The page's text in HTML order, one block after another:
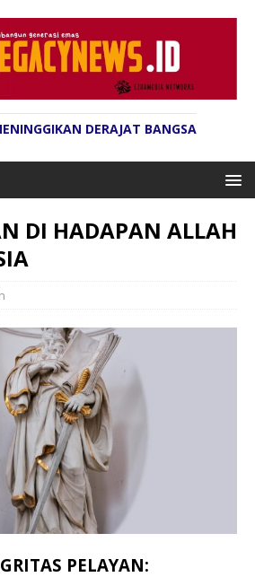
DERAJAT BANGSA
DI HADAPAN ALLAH
PELAYAN: